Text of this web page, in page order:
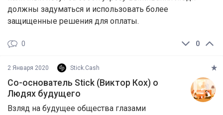
должны задуматься и использовать более
защищенные решения для оплаты.
0
0
2 Января 2020 Stick.Cash
Со-основатель Stick (Виктор Кох) о
Людях будущего
Взляд на будущее общества глазами